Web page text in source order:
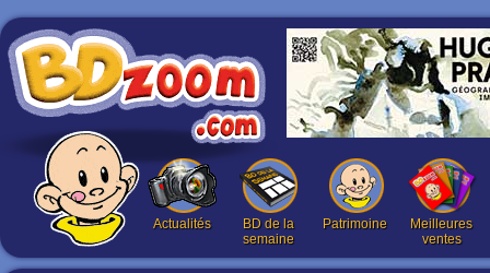
Actualités
BD de la
semaine
Patrimoine
Meilleures
ventes